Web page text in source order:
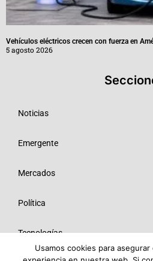
Vehículos eléctricos crecen con fuerza en
5 agosto 2026
Noticias
Emergente
Mercados
Política
Tecnologías
Usamos cookies para